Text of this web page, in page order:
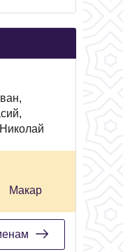
Николай
Макар